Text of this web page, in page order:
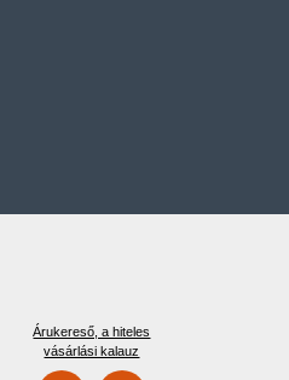
Árukereső, a hiteles
vásárlási kalauz